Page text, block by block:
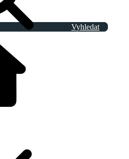
Vyhledat